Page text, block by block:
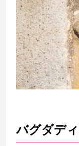
バグダデ